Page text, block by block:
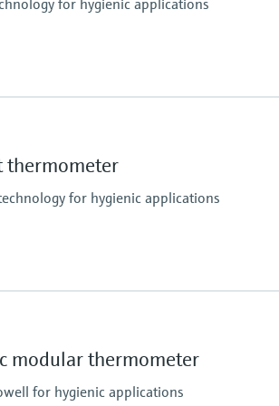
for hygienic applications
reference point for
Max. immersion
thermometer
for hygienic applications
-40 °C …160 °C (-40 °F
optional up to 190 °C
Max. immersion
modular thermometer
for hygienic applications